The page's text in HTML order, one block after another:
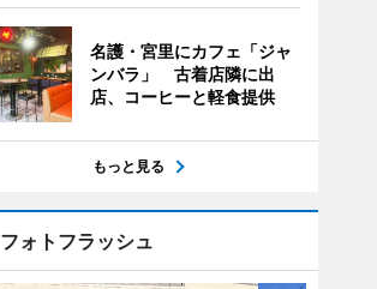
名護・宮里にカフェ「ジャ
ンバラ」 古着店隣に出
店、コーヒーと軽食提供
もっと見る
フォトフラッシュ